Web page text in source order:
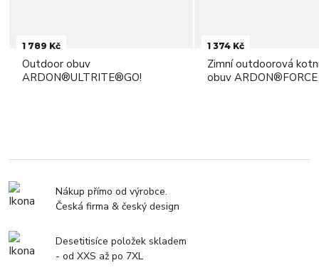
1 789 Kč
Outdoor obuv
ARDON®ULTRITE®GO!
1 374 Kč
Zimní outdoorová
obuv
Nákup přímo od výrobce.
Česká firma & český design
Desetitisíce položek skladem
- od XXS až po 7XL